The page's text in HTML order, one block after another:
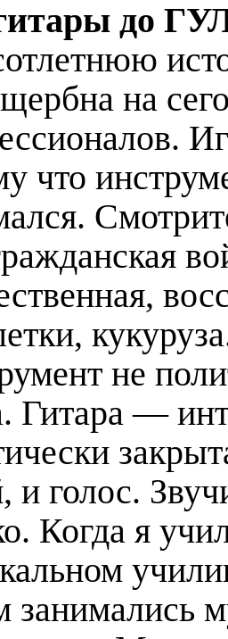
до
на
что
не
Гитара —
и голос.
Когда я
занимались